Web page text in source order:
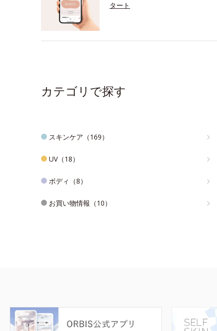
タート
カテゴリで探す
スキンケア（169）
UV（18）
ボディ（8）
お買い物情報（10）